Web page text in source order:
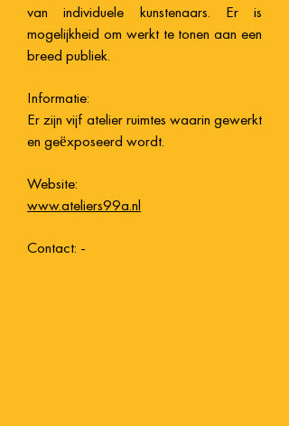
van individuele kunstenaars. Er is
mogelijkheid om werkt te tonen aan een
breed publiek.
Informatie:
Er zijn vijf atelier ruimtes waarin gewerkt
en geëxposeerd wordt.
Website:
www.ateliers99a.nl
Contact: -